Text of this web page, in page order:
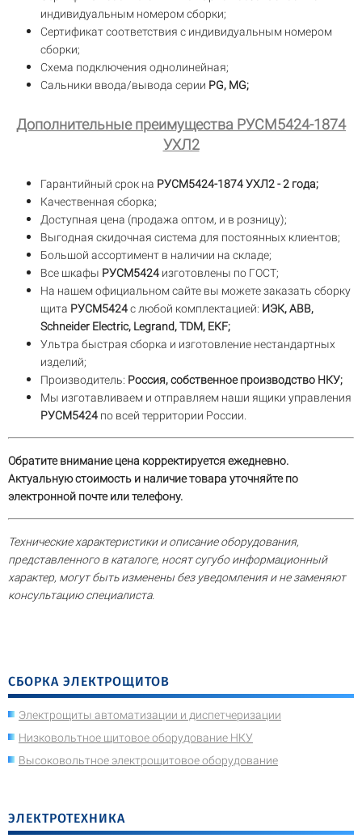
СБОРКА ЭЛЕКТРОЩИТОВ
Электрощиты автоматизации и диспетчеризации
Низковольтное щитовое оборудование НКУ
Высоковольтное электрощитовое оборудование
ЭЛЕКТРОТЕХНИКА
индивидуальным номером сборки;
Сертификат соответствия с индивидуальным номером
сборки;
Схема подключения однолинейная;
Сальники ввода/вывода серии PG, MG;
Дополнительные преимущества РУСМ5424-1874
УХЛ2
Гарантийный срок на РУСМ5424-1874 УХЛ2 - 2 года;
Качественная сборка;
Доступная цена (продажа оптом, и в розницу);
Выгодная скидочная система для постоянных клиентов;
Большой ассортимент в наличии на складе;
Все шкафы РУСМ5424 изготовлены по ГОСТ;
На нашем официальном сайте вы можете заказать сборку
щита РУСМ5424с любой комплектацией: ИЭК, ABB,
Schneider Electric, Legrand, TDM, EKF;
Ультра быстрая сборка и изготовление нестандартных
изделий;
Производитель: Россия, собственное производство НКУ;
Мы изготавливаем и отправляем наши ящики управления
РУСМ5424 по всей территории России.
Обратите внимание цена корректируется ежедневно.
Актуальную стоимость и наличие товара уточняйте по
электронной почте или телефону.
Технические характеристики и описание оборудования,
представленного в каталоге, носят сугубо информационный
характер, могут быть изменены без уведомления и не заменяют
консультацию специалиста.